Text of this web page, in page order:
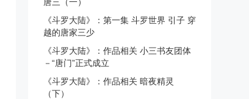
《斗罗大陆》：第一集 斗罗世界 引子 穿
越的唐家三少
《斗罗大陆》：作品相关 小三书友团体
－“唐门”正式成立
《斗罗大陆》：作品相关 暗夜精灵
（下）